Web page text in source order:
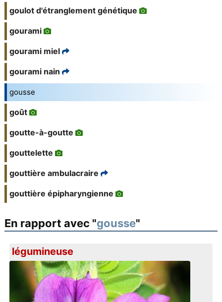
goulot d'étranglement génétique
gourami
gourami miel
gourami nain
gousse
goût
goutte-à-goutte
gouttelette
gouttière ambulacraire
gouttière épipharyngienne
En rapport avec "gousse"
légumineuse